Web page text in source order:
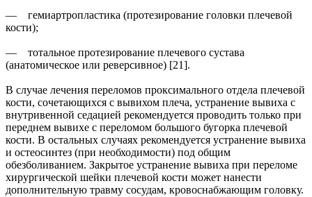
— гемиартропластика (протезирование головки плечевой
кости);
— тотальное протезирование плечевого сустава
(анатомическое или реверсивное) [21].
В случае лечения переломов проксимального отдела плечевой
кости, сочетающихся с вывихом плеча, устранение вывиха с
внутривенной седацией рекомендуется проводить только при
переднем вывихе с переломом большого бугорка плечевой
кости. В остальных случаях рекомендуется устранение вывиха
и остеосинтез (при необходимости) под общим
обезболиванием. Закрытое устранение вывиха при переломе
хирургической шейки плечевой кости может нанести
дополнительную травму сосудам, кровоснабжающим головку.